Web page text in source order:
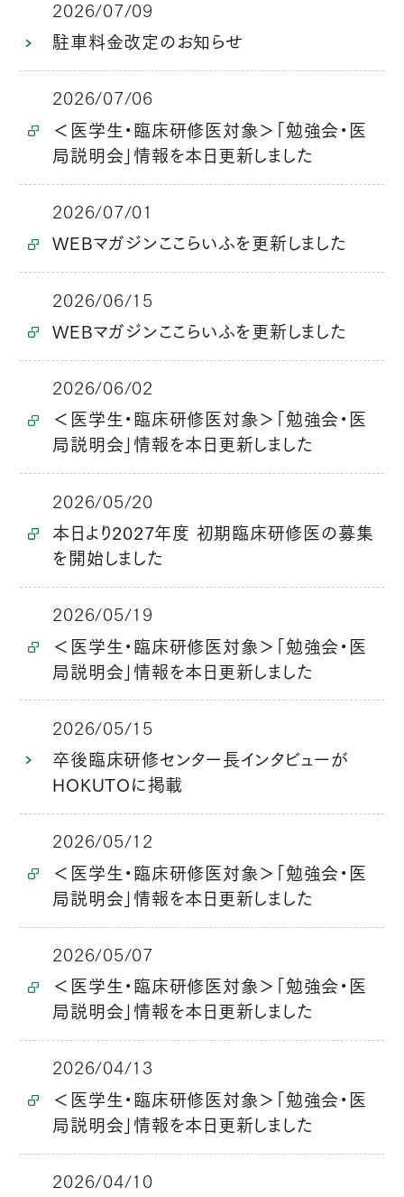
2026/07/09
駐車料金改定のお知らせ
2026/07/06
＜医学生・臨床研修医対象＞「勉強会・医
局説明会」情報を本日更新しました
2026/07/01
WEBマガジンここらいふを更新しました
2026/06/15
WEBマガジンここらいふを更新しました
2026/06/02
＜医学生・臨床研修医対象＞「勉強会・医
局説明会」情報を本日更新しました
2026/05/20
本日より2027年度 初期臨床研修医の募集
を開始しました
2026/05/19
＜医学生・臨床研修医対象＞「勉強会・医
局説明会」情報を本日更新しました
2026/05/15
卒後臨床研修センター長インタビューが
HOKUTOに掲載
2026/05/12
＜医学生・臨床研修医対象＞「勉強会・医
局説明会」情報を本日更新しました
2026/05/07
＜医学生・臨床研修医対象＞「勉強会・医
局説明会」情報を本日更新しました
2026/04/13
＜医学生・臨床研修医対象＞「勉強会・医
局説明会」情報を本日更新しました
2026/04/10